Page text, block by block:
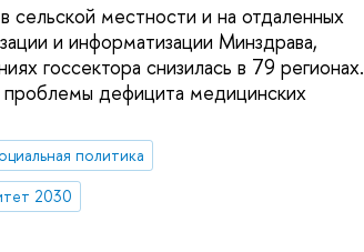
сельской местности и на отдаленных
и информатизации Минздрава,
госсектора снизилась в 79 регионах.
дефицита медицинских
политика
2030